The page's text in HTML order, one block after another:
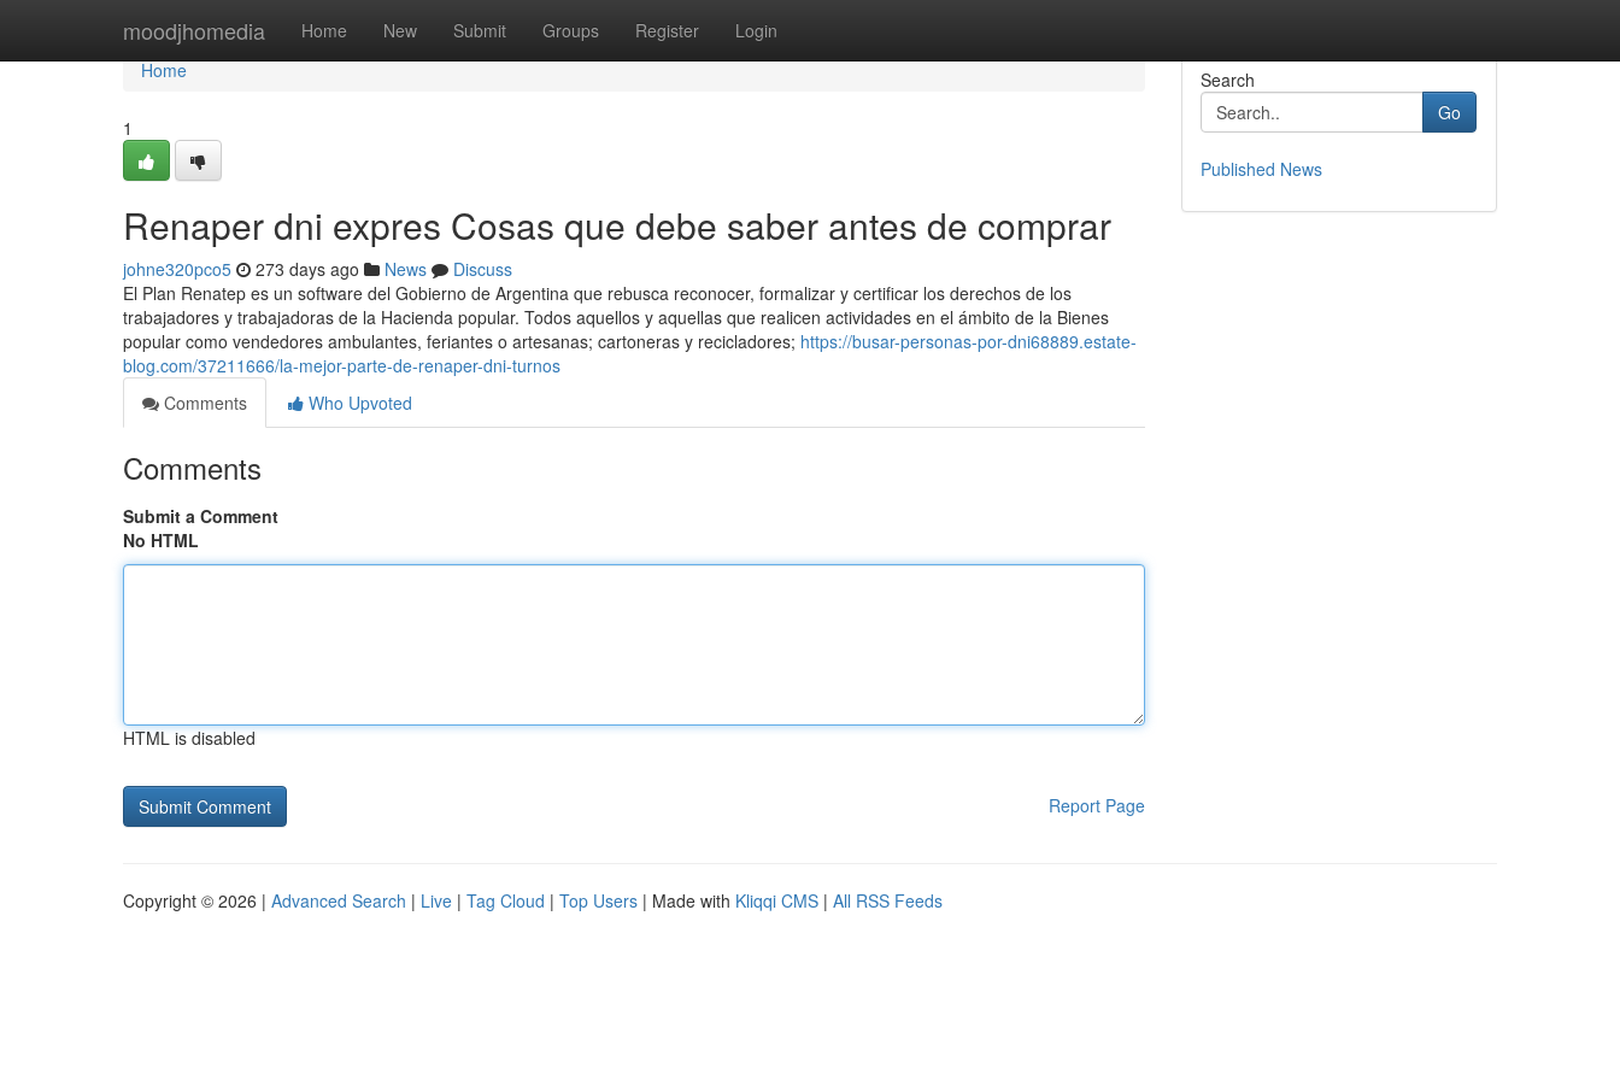
moodjhomedia Home New Submit Groups Register Login
Home
Home
1
Renaper dni expres Cosas que debe saber antes de comprar
johne320pco5 273 days ago News
Discuss
El Plan Renatep es un software del Gobierno de Argentina que rebusca reconocer, formalizar y certificar los derechos de los
trabajadores y trabajadoras de la Hacienda popular. Todos aquellos y aquellas que realicen actividades en el ámbito de la Bienes
popular como vendedores ambulantes, feriantes o artesanas; cartoneras y recicladores; https://busar-personas-por-dni68889.estate-
blog.com/37211666/la-mejor-parte-de-renaper-dni-turnos
Comments
Who Upvoted
Comments
Submit a Comment
No HTML
HTML is disabled
Report Page
Search
Go
Published News
Copyright © 2026 | Advanced Search | Live | Tag Cloud | Top Users | Made with Kliqqi CMS | All RSS Feeds